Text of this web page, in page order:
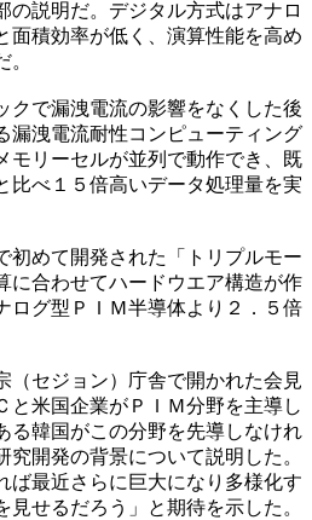
の説明だ。デジタル方式はアナロ
面積効率が低く、演算性能を高め
クで漏洩電流の影響をなくした後
漏洩電流耐性コンピューティング
モリーセルが並列で動作でき、既
比べ１５倍高いデータ処理量を実
初めて開発された「トリプルモー
に合わせてハードウエア構造が作
ログ型ＰＩＭ半導体より２．５倍
（セジョン）庁舎で開かれた会見
と米国企業がＰＩＭ分野を主導し
る韓国がこの分野を先導しなけれ
開発の背景について説明した。
ば最近さらに巨大になり多様化す
見せるだろう」と期待を示した。